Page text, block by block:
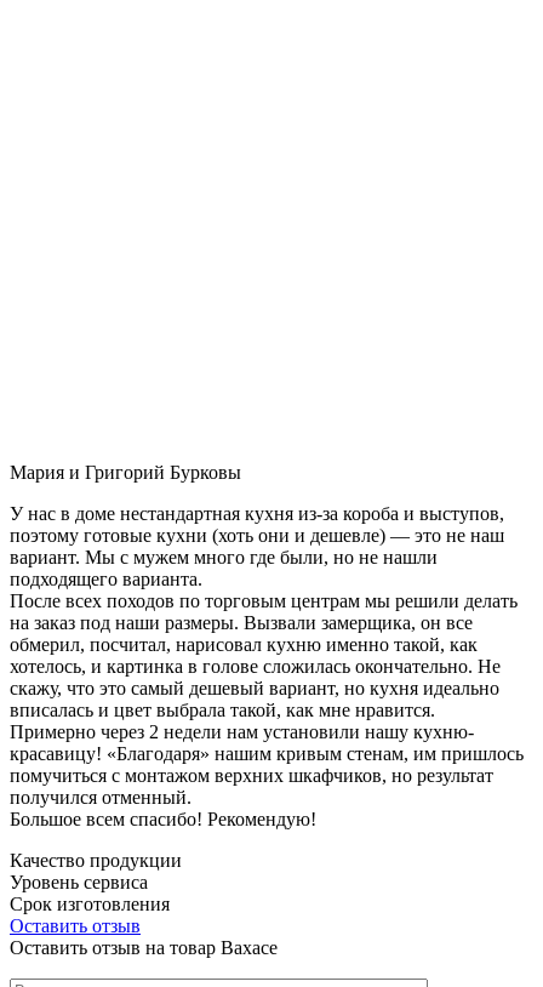
Мария и Григорий Бурковы
У нас в доме нестандартная кухня из-за короба и выступов,
поэтому готовые кухни (хоть они и дешевле) — это не наш
вариант. Мы с мужем много где были, но не нашли
подходящего варианта.
После всех походов по торговым центрам мы решили делать
на заказ под наши размеры. Вызвали замерщика, он все
обмерил, посчитал, нарисовал кухню именно такой, как
хотелось, и картинка в голове сложилась окончательно. Не
скажу, что это самый дешевый вариант, но кухня идеально
вписалась и цвет выбрала такой, как мне нравится.
Примерно через 2 недели нам установили нашу кухню-
красавицу! «Благодаря» нашим кривым стенам, им пришлось
помучиться с монтажом верхних шкафчиков, но результат
получился отменный.
Большое всем спасибо! Рекомендую!
Качество продукции
Уровень сервиса
Срок изготовления
Оставить отзыв
Оставить отзыв на товар Вахасе